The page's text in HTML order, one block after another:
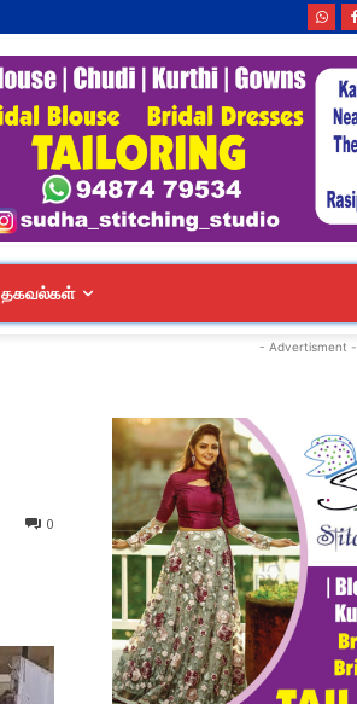
தகவல்கள்
0
- Advertisment -